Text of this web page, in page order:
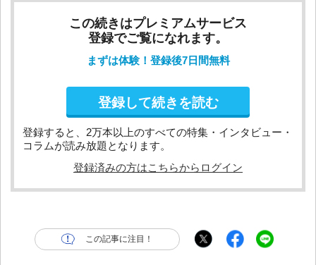
この続きはプレミアムサービス
登録でご覧になれます。
まずは体験！登録後7日間無料
登録して続きを読む
登録すると、2万本以上のすべての特集・インタビュー・
コラムが読み放題となります。
登録済みの方はこちらからログイン
この記事に注目！